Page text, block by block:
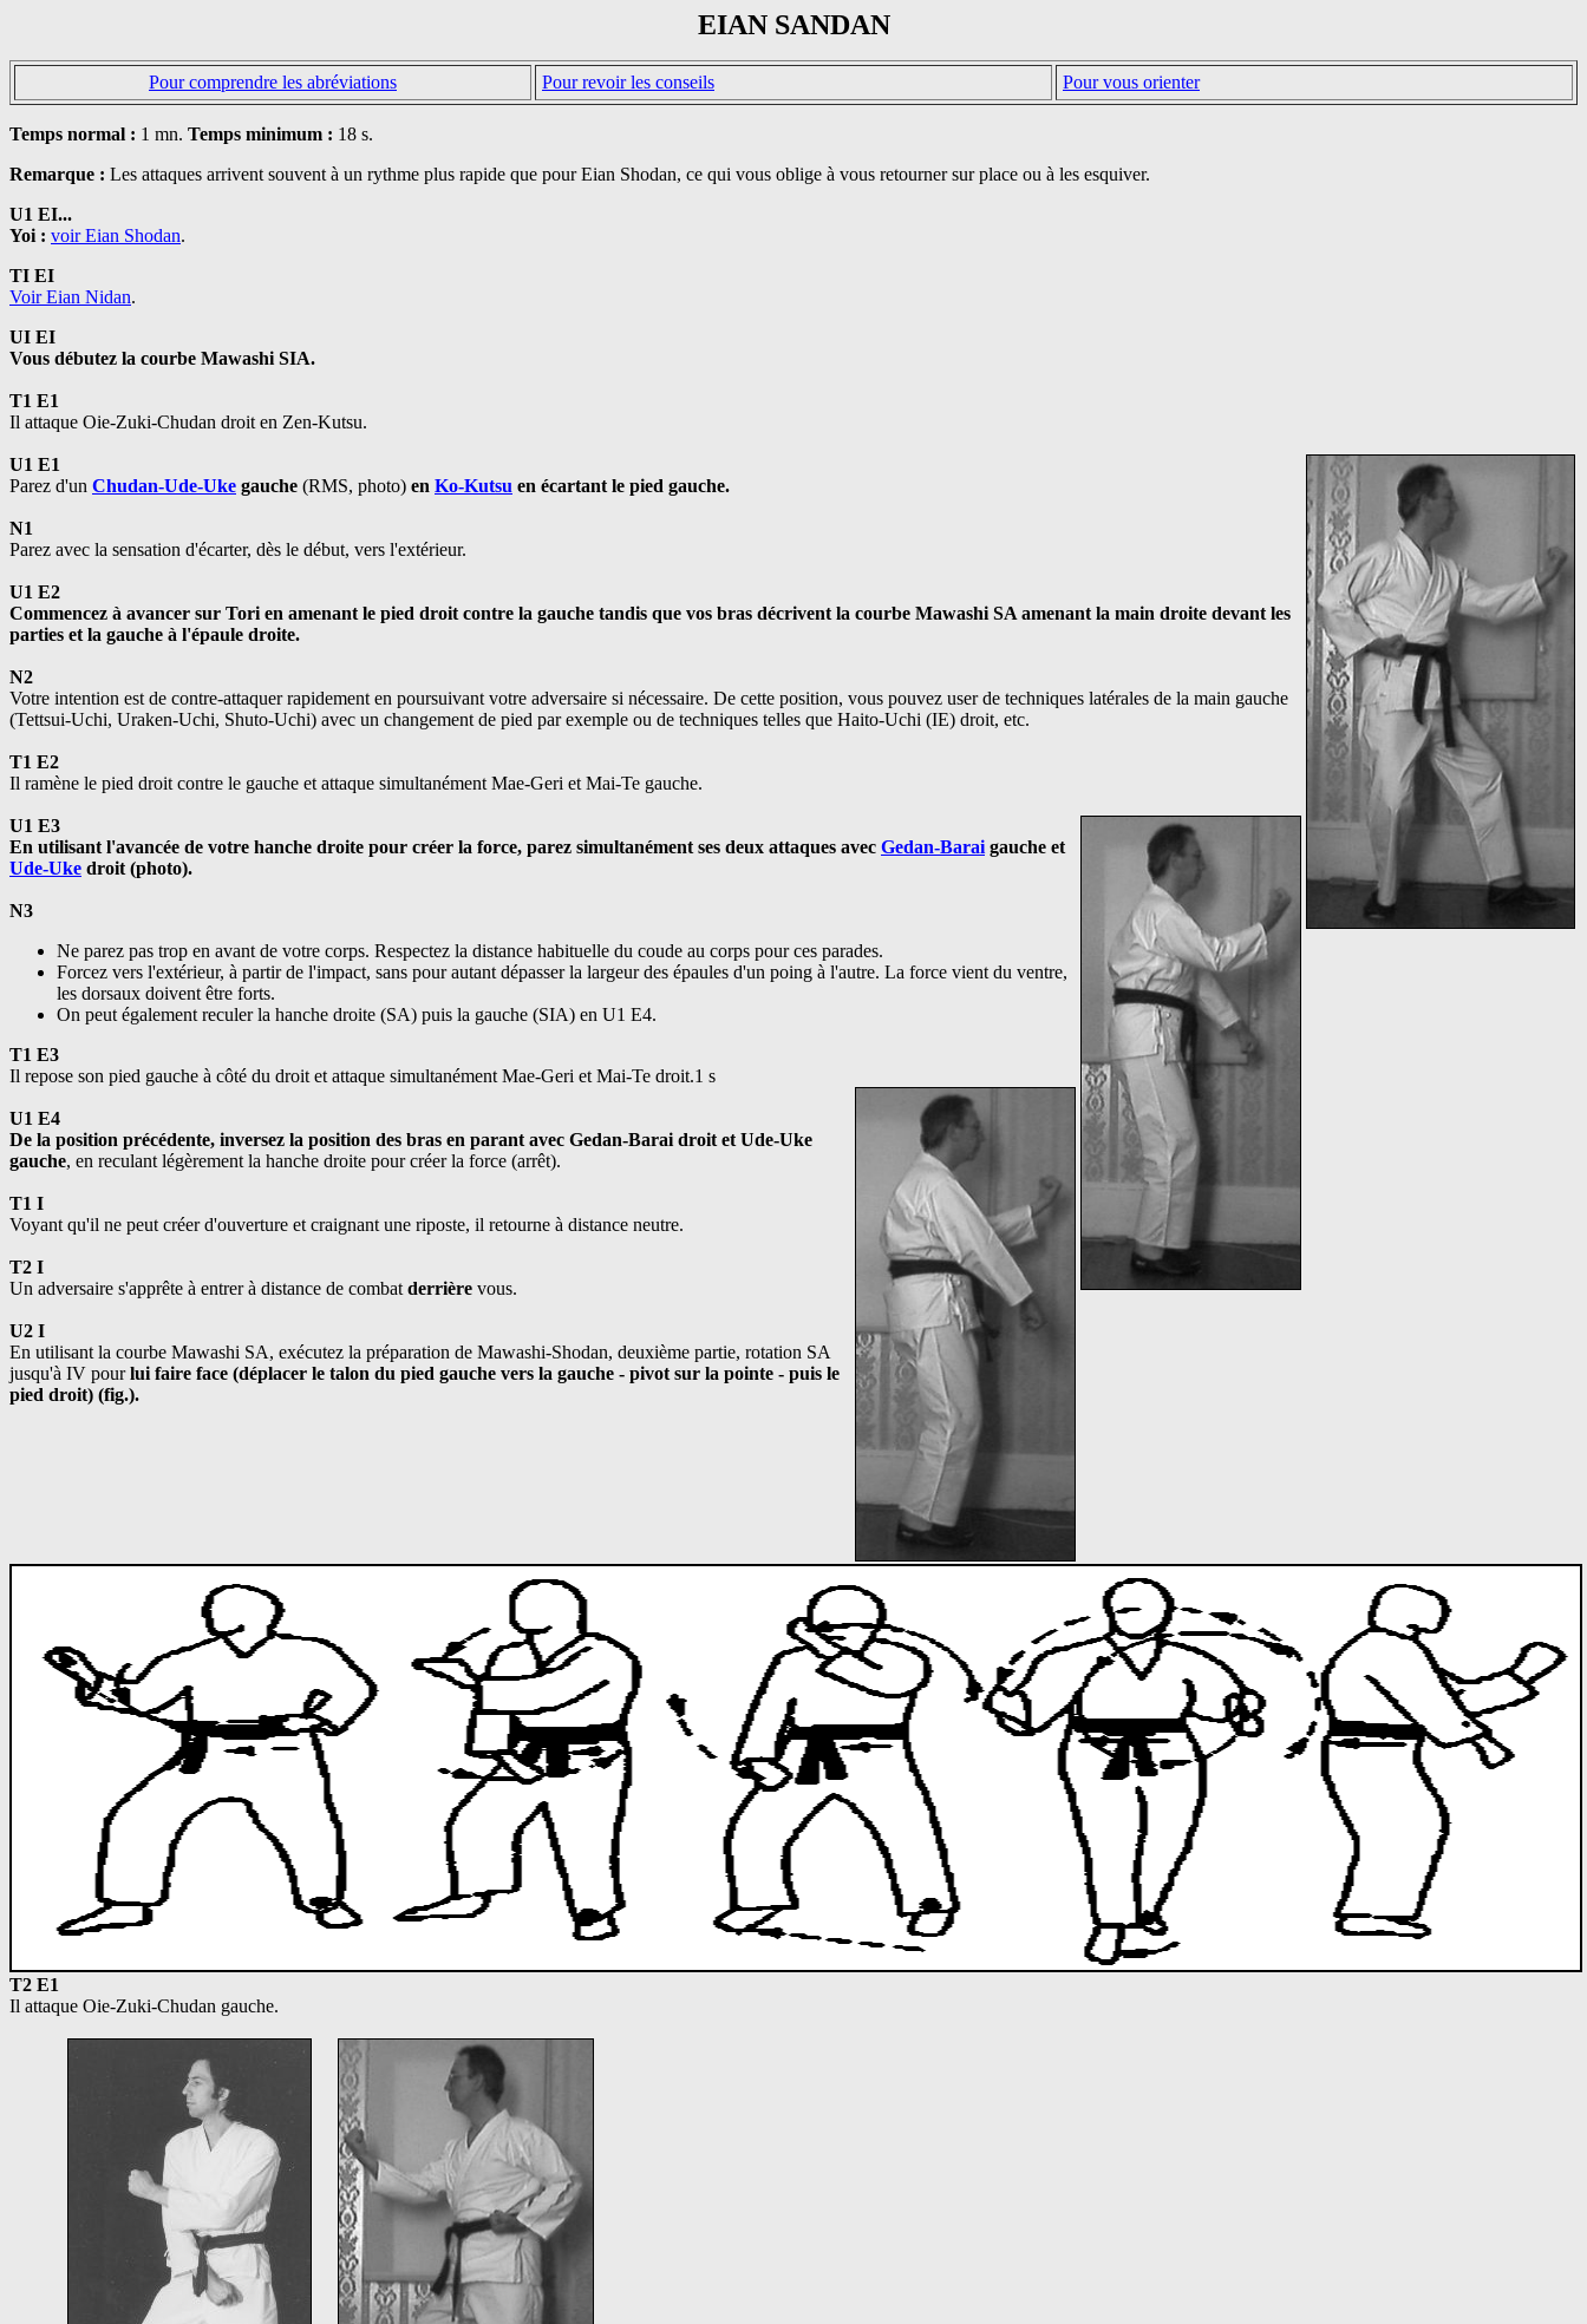
EIAN SANDAN
Pour comprendre les abréviations Pour revoir les conseils Pour vous orienter
Temps normal : 1 mn. Temps minimum : 18 s.
Remarque : Les attaques arrivent souvent à un rythme plus rapide que pour Eian Shodan, ce qui vous oblige à vous retourner sur place ou à les esquiver.
U1 EI...
Yoi : voir Eian Shodan.
TI EI
Voir Eian Nidan.
UI EI
Vous débutez la courbe Mawashi SIA.
T1 E1
Il attaque Oie-Zuki-Chudan droit en Zen-Kutsu.
U1 E1
Parez d'un Chudan-Ude-Uke gauche (RMS, photo) en Ko-Kutsu en écartant le pied gauche.
N1
Parez avec la sensation d'écarter, dès le début, vers l'extérieur.
U1 E2
Commencez à avancer sur Tori en amenant le pied droit contre la gauche tandis que vos bras décrivent la courbe Mawashi SA amenant la main droite devant les
parties et la gauche à l'épaule droite.
N2
Votre intention est de contre-attaquer rapidement en poursuivant votre adversaire si nécessaire. De cette position, vous pouvez user de techniques latérales de la main gauche
(Tettsui-Uchi, Uraken-Uchi, Shuto-Uchi) avec un changement de pied par exemple ou de techniques telles que Haito-Uchi (IE) droit, etc.
T1 E2
Il ramène le pied droit contre le gauche et attaque simultanément Mae-Geri et Mai-Te gauche.
U1 E3
En utilisant l'avancée de votre hanche droite pour créer la force, parez simultanément ses deux attaques avec Gedan-Barai gauche et
Ude-Uke droit (photo).
N3
Ne parez pas trop en avant de votre corps. Respectez la distance habituelle du coude au corps pour ces parades.
Forcez vers l'extérieur, à partir de l'impact, sans pour autant dépasser la largeur des épaules d'un poing à l'autre. La force vient du ventre,
les dorsaux doivent être forts.
On peut également reculer la hanche droite (SA) puis la gauche (SIA) en U1 E4.
T1 E3
Il repose son pied gauche à côté du droit et attaque simultanément Mae-Geri et Mai-Te droit.1 s
U1 E4
De la position précédente, inversez la position des bras en parant avec Gedan-Barai droit et Ude-Uke
gauche, en reculant légèrement la hanche droite pour créer la force (arrêt).
T1 I
Voyant qu'il ne peut créer d'ouverture et craignant une riposte, il retourne à distance neutre.
T2 I
Un adversaire s'apprête à entrer à distance de combat derrière vous.
U2 I
En utilisant la courbe Mawashi SA, exécutez la préparation de Mawashi-Shodan, deuxième partie, rotation SA
jusqu'à IV pourlui faire face (déplacer le talon du pied gauche vers la gauche - pivot sur la pointe - puis le
pied droit) (fig.).
T2 E1
Il attaque Oie-Zuki-Chudan gauche.